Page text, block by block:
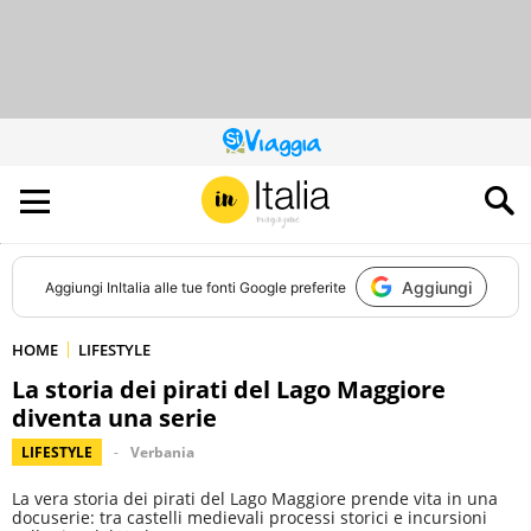
QUESTO
SITO
CONTRIBUISCE
ALL’AUDIENCE
DI
Aggiungi InItalia alle tue fonti Google preferite Aggiungi
HOME LIFESTYLE
La storia dei pirati del Lago Maggiore
diventa una serie
LIFESTYLE Verbania
La vera storia dei pirati del Lago Maggiore prende vita in una
docuserie: tra castelli medievali processi storici e incursioni